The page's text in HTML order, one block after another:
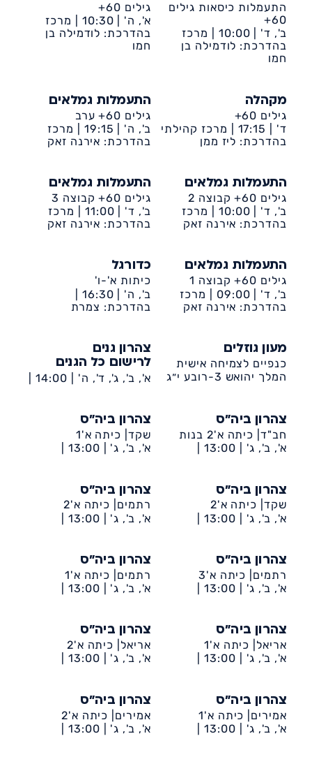
התעמלות כיסאות גילים
60+
ב', ד' | 10:00 |
מרכז
קהילתי דיונה
בהדרכת: לודמילה בן
חמו
גילים 60+
א', ה' | 10:30 |
מרכז
קהילתי דיונה
בהדרכת: לודמילה בן
חמו
מקהלה
גילים 60+
ד' |
17:15 |
מרכז קהילתי
דיונה
בהדרכת: ליז ממן
התעמלות גמלאים
גילים 60+ ערב
ב', ה' | 19:15 |
מרכז
קהילתי דיונה
בהדרכת: אירנה זאק
התעמלות גמלאים
גילים 60+ קבוצה 2
ב', ד' | 10:00 |
מרכז
קהילתי דיונה
בהדרכת: אירנה זאק
התעמלות גמלאים
גילים 60+ קבוצה 3
ב', ד' | 11:00 |
מרכז
קהילתי דיונה
בהדרכת: אירנה זאק
התעמלות גמלאים
גילים 60+ קבוצה 1
ב', ד' | 09:00 |
מרכז
קהילתי דיונה
בהדרכת: אירנה זאק
כדורגל
כיתות א'-ו'
ב', ה' | 16:30 |
דיונה-ביה״ס אמירים
בהדרכת: צמרת
מעון גוזלים
כנפיים לצמיחה אישית
המלך יהואש 3-רובע י״ג
צהרון גנים
לרישום כל הגנים
א', ב', ג', ד', ה' | 14:00 |
צהרון ביה״ס
חב"ד| כיתה א'2 בנות
א', ב', ג' | 13:00 |
צהרון ביה״ס
שקד| כיתה א'1
א', ב', ג' | 13:00 |
צהרון ביה״ס
שקד| כיתה א'2
א', ב', ג' | 13:00 |
צהרון ביה״ס
רתמים| כיתה א'2
א', ב', ג' | 13:00 |
צהרון ביה״ס
רתמים| כיתה א'3
א', ב', ג' | 13:00 |
צהרון ביה״ס
רתמים| כיתה א'1
א', ב', ג' | 13:00 |
צהרון ביה״ס
אריאל| כיתה א'1
א', ב', ג' | 13:00 |
צהרון ביה״ס
אריאל| כיתה א'2
א', ב', ג' | 13:00 |
צהרון ביה״ס
אמירים| כיתה א'1
א', ב', ג' | 13:00 |
צהרון ביה״ס
אמירים| כיתה א'2
א', ב', ג' | 13:00 |